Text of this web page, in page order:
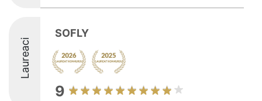
Laureaci
SOFLY
9